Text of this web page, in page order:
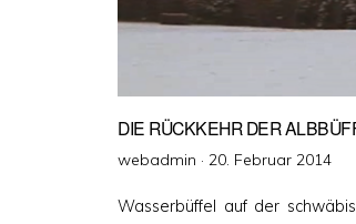
DIE RÜCKKEHR DER
webadmin · Veröffentlicht
20. Februar 2014
Wasserbüffel auf der